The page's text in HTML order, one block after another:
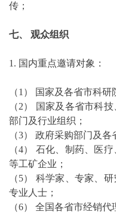
传；
七、 观众组织
1. 国内重点邀请对象：
（1） 国家及各省市科
（2） 国家及各省市科
部门及行业组织；
（3） 政府采购部门及各
（4） 石化、制药、医
等工矿企业；
（5） 科学家、专家、
专业人士；
（6） 全国各省市经销代